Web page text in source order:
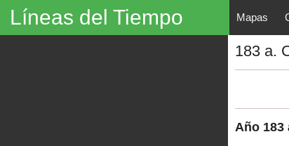
Líneas del Tiempo
Líneas del Tiempo,
descubrimientos,
año 3000 a. C. hasta
Mapas
183 a.
Año 183